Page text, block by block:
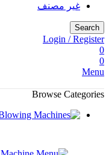
غير مصنف
Search
Login / Register
0
0
Menu
Browse Categories